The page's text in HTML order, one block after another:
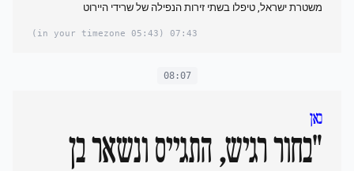
משטרת ישראל, טיפלו בשתי זירות הנפילה של שרידי היירוט
07:43
(05:43 in your timezone)
08:07
כאן
"בחור רגיש, התגייס ונשאר בן